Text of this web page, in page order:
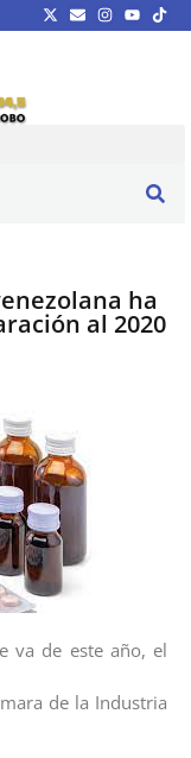
ha
al 2020
va de este año, el
de la Industria